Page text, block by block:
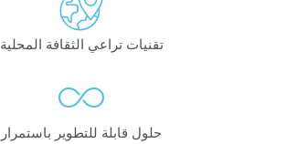
تقنيات تراعي الثقافة المحلية
حلول قابلة للتطوير باستمرار